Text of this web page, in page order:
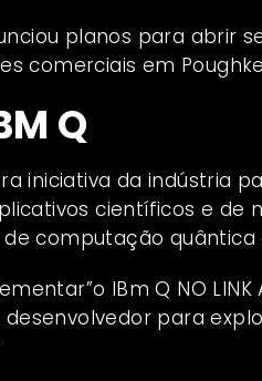
planos para abrir
comerciais em
Q
iniciativa da indústria
científicos e de
computação quântica
IBm Q NO
para